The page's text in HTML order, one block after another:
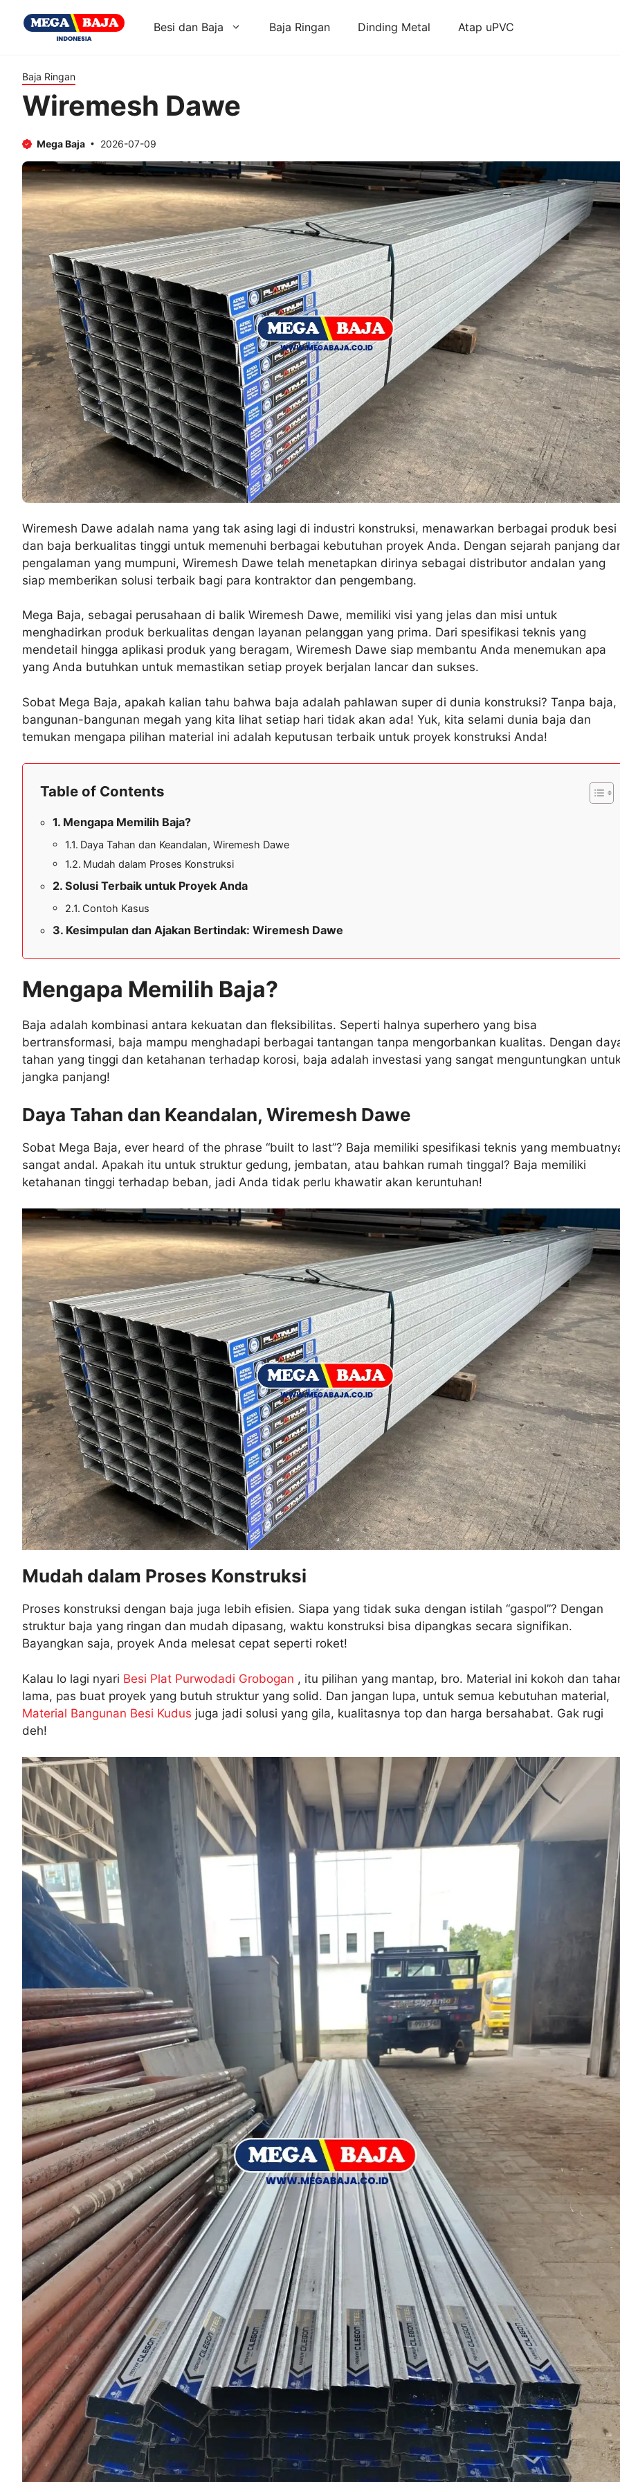
Besi dan Baja Baja Ringan Dinding Metal Atap uPVC
Baja Ringan
Wiremesh Dawe
Mega Baja 2026-07-09
Wiremesh Dawe adalah nama yang tak asing lagi di industri konstruksi, menawarkan berbagai produk besi
dan baja berkualitas tinggi untuk memenuhi berbagai kebutuhan proyek Anda. Dengan sejarah panjang
pengalaman yang mumpuni, Wiremesh Dawe telah menetapkan dirinya sebagai distributor andalan yang
siap memberikan solusi terbaik bagi para kontraktor dan pengembang.
Mega Baja, sebagai perusahaan di balik Wiremesh Dawe, memiliki visi yang jelas dan misi untuk
menghadirkan produk berkualitas dengan layanan pelanggan yang prima. Dari spesifikasi teknis yang
mendetail hingga aplikasi produk yang beragam, Wiremesh Dawe siap membantu Anda menemukan apa
yang Anda butuhkan untuk memastikan setiap proyek berjalan lancar dan sukses.
Sobat Mega Baja, apakah kalian tahu bahwa baja adalah pahlawan super di dunia konstruksi? Tanpa baja,
bangunan-bangunan megah yang kita lihat setiap hari tidak akan ada! Yuk, kita selami dunia baja dan
temukan mengapa pilihan material ini adalah keputusan terbaik untuk proyek konstruksi Anda!
Table of Contents
Mengapa Memilih Baja?
Daya Tahan dan Keandalan, Wiremesh Dawe
Mudah dalam Proses Konstruksi
Solusi Terbaik untuk Proyek Anda
Contoh Kasus
Kesimpulan dan Ajakan Bertindak: Wiremesh Dawe
Mengapa Memilih Baja?
Baja adalah kombinasi antara kekuatan dan fleksibilitas. Seperti halnya superhero yang bisa
bertransformasi, baja mampu menghadapi berbagai tantangan tanpa mengorbankan kualitas. Dengan
tahan yang tinggi dan ketahanan terhadap korosi, baja adalah investasi yang sangat menguntungkan
jangka panjang!
Daya Tahan dan Keandalan, Wiremesh Dawe
Sobat Mega Baja, ever heard of the phrase “built to last”? Baja memiliki spesifikasi teknis yang
sangat andal. Apakah itu untuk struktur gedung, jembatan, atau bahkan rumah tinggal? Baja memiliki
ketahanan tinggi terhadap beban, jadi Anda tidak perlu khawatir akan keruntuhan!
Mudah dalam Proses Konstruksi
Proses konstruksi dengan baja juga lebih efisien. Siapa yang tidak suka dengan istilah “gaspol”? Dengan
struktur baja yang ringan dan mudah dipasang, waktu konstruksi bisa dipangkas secara signifikan.
Bayangkan saja, proyek Anda melesat cepat seperti roket!
Kalau lo lagi nyari Besi Plat Purwodadi Grobogan , itu pilihan yang mantap, bro. Material ini kokoh dan
lama, pas buat proyek yang butuh struktur yang solid. Dan jangan lupa, untuk semua kebutuhan material,
Material Bangunan Besi Kudus juga jadi solusi yang gila, kualitasnya top dan harga bersahabat. Gak rugi
deh!